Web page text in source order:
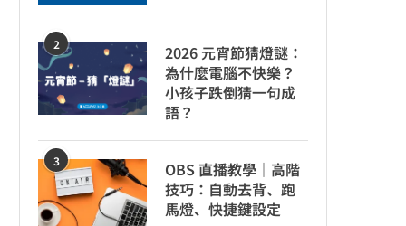
2
2026 元宵節猜燈謎：
為什麼電腦不快樂？
小孩子跌倒猜一句成
語？
3
OBS 直播教學｜高階
技巧：自動去背、跑
馬燈、快捷鍵設定